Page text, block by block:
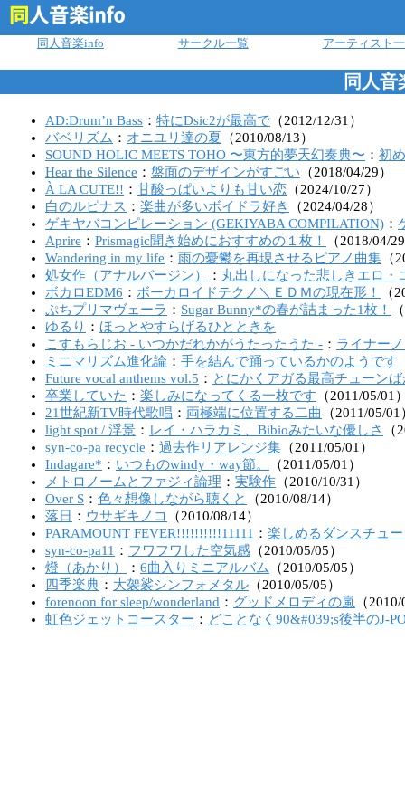
同人音楽info サークル一覧 アーティスト
同人音
AD:Drum’n Bass ： 特にDsic2が最高で （2012/12/31 ）
バベリズム ： オニユリ達の夏 （2010/08/13）
SOUND HOLIC MEETS TOHO 〜東方的夢天幻奏典〜 ： 初
Hear the Silence ： 盤面のデザインがすごい （2018/04/29）
À LA CUTE!! ： 甘酸っぱいよりも甘い恋 （2024/10/27）
白のルピナス ： 楽曲が多いボイドラ好き （2024/04/28）
ゲキヤバコンピレーション (GEKIYABA COMPILATION) ：
Aprire ： Prismagic聞き始めにおすすめの１枚！ （2018/04/29
Wandering in my life ： 雨の憂鬱を再現させるピアノ曲集 （
処女作（アナルバージン）
： 丸出しになった悲しきエロ
ボカロEDM6 ： ボーカロイドテクノ＼ＥＤＭの現在形！ （
ぷちプリマヴェーラ ： Sugar Bunny*の春が詰まった1枚！
（
ゆるり ： ほっとやすらげるひとときを
こすもらじお - いつかだれかがうたったうた - ： ライナー
ミニマリズム進化論 ： 手を結んで踊っているかのようです
Future vocal anthems vol.5 ： とにかくアガる最高チューン
卒業していた ： 楽しみになってくる一枚です （2011/05/01
21世紀新TV時代歌唱 ： 両極端に位置する二曲 （2011/05/01
light spot / 浮景 ： レイ・ハラカミ、Bibioみたいな優しさ （
syn-co-pa recycle ： 過去作リアレンジ集 （2011/05/01 ）
Indagare* ： いつものwindy・way節。 （2011/05/01 ）
メトロノームとファジィ論理 ： 実験作 （2010/10/31 ）
Over S ： 色々想像しながら聴くと （2010/08/14）
落日 ： ウサギキノコ （2010/08/14）
PARAMOUNT FEVER!!!!!!!!!!11111 ： 楽しめるダンスチュ
syn-co-pa11 ： フワフワした空気感 （2010/05/05）
燈（あかり）
： 6曲入りミニアルバム （2010/05/05）
四季楽典 ： 大袈裟シンフォメタル （2010/05/05）
forenoon for sleep/wonderland ： グッドメロディの嵐 （2010/
虹色ジェットコースター ： どことなく90&#039;s後半のJ-